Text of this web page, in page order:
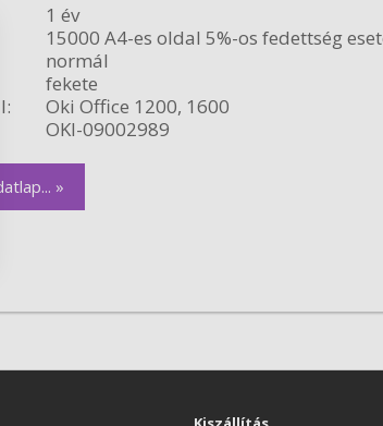
1 év
15000 A4-es oldal 5%-os fedettség
normál
fekete
Oki Office 1200, 1600
OKI-09002989
»